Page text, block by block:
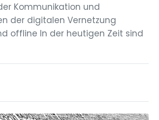
Kommunikation und
der digitalen Vernetzung
offline In der heutigen Zeit sind